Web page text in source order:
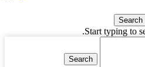
Search
Start typing to
Search